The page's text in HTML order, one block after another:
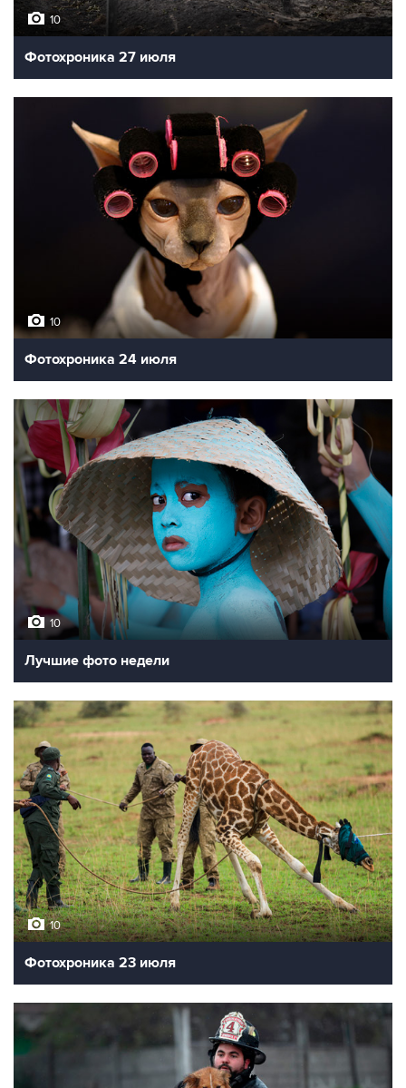
10
Фотохроника 27 июля
10
Фотохроника 24 июля
10
Лучшие фото недели
10
Фотохроника 23 июля